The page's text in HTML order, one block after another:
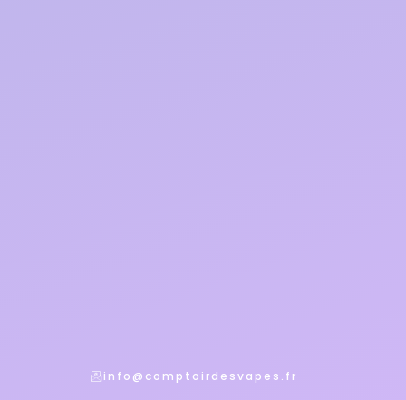
info@comptoirdesvapes.fr